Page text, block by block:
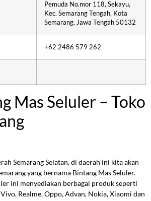
Pemuda No.mor 118, Sekayu,
Kec. Semarang Tengah, Kota
Semarang, Jawa Tengah 50132
+62 2486 579 262
Mas Seluler – Toko
Semarang Selatan, di daerah ini kita akan
yang bernama Bintang Mas Seluler.
ini menyediakan berbagai produk seperti
Realme, Oppo, Advan, Nokia, Xiaomi dan